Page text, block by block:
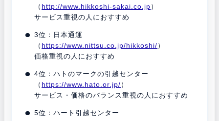
（ http://www.hikkoshi-sakai.co.jp）
サービス重視の人におすすめ
3位：日本通運
（ https://www.nittsu.co.jp/hikkoshi/）
価格重視の人におすすめ
4位：ハトのマークの引越センター
（ https://www.hato.or.jp/）
サービス・価格のバランス重視の人におすすめ
5位：ハート引越センター